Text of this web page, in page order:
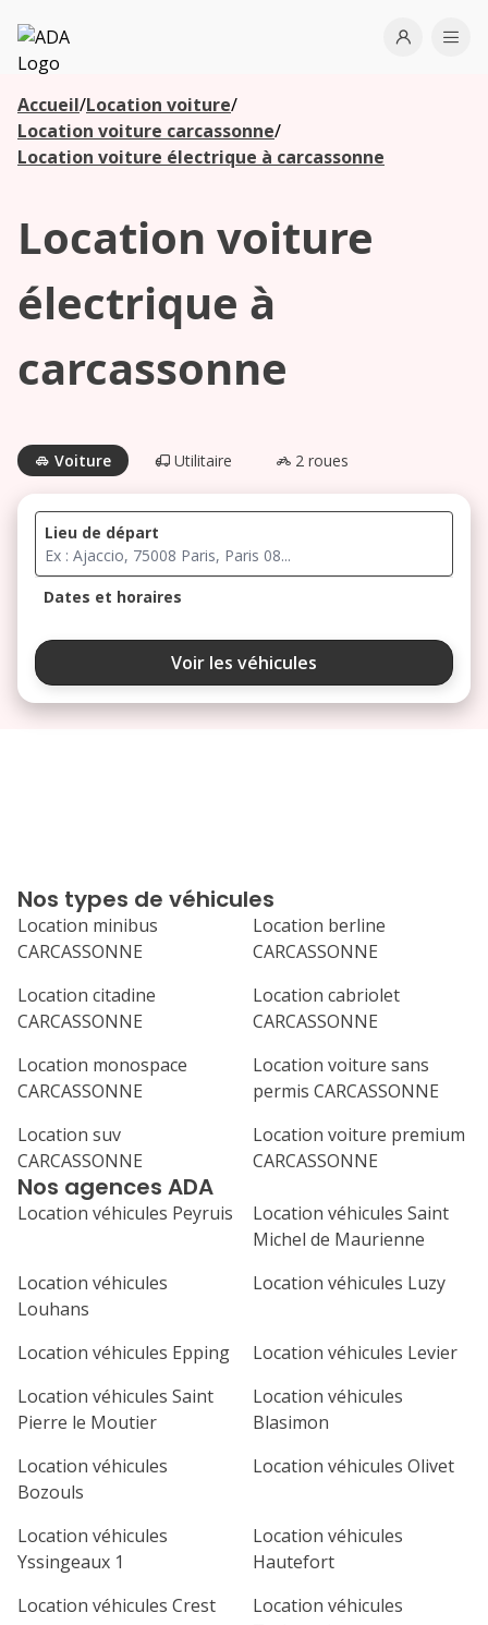
ADA
Open
Accueil/Location voiture/
Location voiture carcassonne/
Location voiture électrique à carcassonne
Location voiture
électrique à
carcassonne
Voiture Utilitaire 2 roues
Lieu de départ
Dates et horaires
août 2026
ma me
24 25 26
31
septembre 2026
lu me je
1
2 3
14 16 17
21 22 23 24 25
Voir les véhicules
Nos agences ADA
Location véhicules Peyruis
Location véhicules Saint
Michel de Maurienne
Location véhicules
Louhans
Location véhicules Luzy
Location véhicules Epping
Location véhicules Levier
Location véhicules Saint
Pierre le Moutier
Location véhicules
Blasimon
Location véhicules
Bozouls
Location véhicules Olivet
Location véhicules
Yssingeaux 1
Location véhicules
Hautefort
Location véhicules Crest
Location véhicules
Nos types de véhicules
Location minibus
CARCASSONNE
Location berline
CARCASSONNE
Location citadine
CARCASSONNE
Location cabriolet
CARCASSONNE
Location monospace
CARCASSONNE
Location voiture sans
permis CARCASSONNE
Location suv
CARCASSONNE
Location voiture premium
CARCASSONNE
Les
agences à
proximité
Commencez
votre
recherche
agences à
proximité